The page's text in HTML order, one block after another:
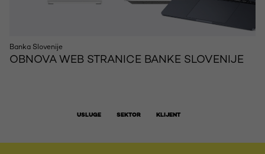
Banka Slovenije
OBNOVA WEB STRANICE BANKE SLOVENIJE
USLUGE SEKTOR KLIJENT